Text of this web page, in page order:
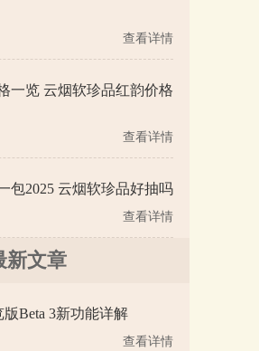
查看详情
一览 云烟软珍品红韵价格
查看详情
包2025 云烟软珍品好抽吗
查看详情
新文章
Beta 3新功能详解
查看详情